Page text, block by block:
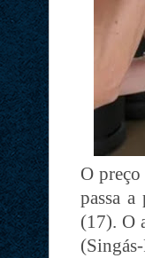
O
passa
(17). O